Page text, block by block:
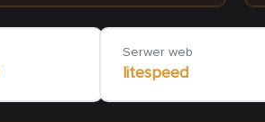
Serwer web
litespeed